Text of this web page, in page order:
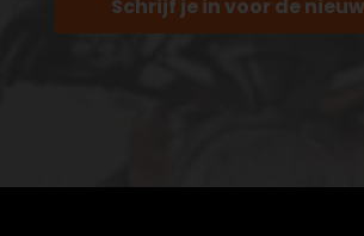
Schrijf je in voor de